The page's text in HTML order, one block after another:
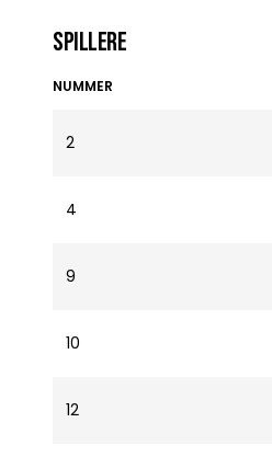
Spillere
NUMMER
2
4
9
10
12